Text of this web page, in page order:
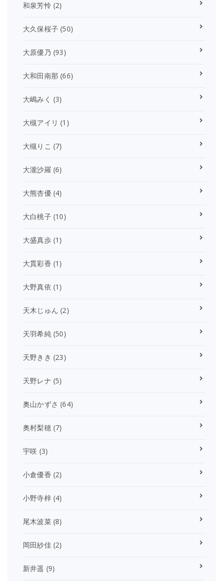
和泉芳怜 (2)
大久保桜子 (50)
大原優乃 (93)
大和田南那 (66)
大嶋みく (3)
大槻アイリ (1)
大槻りこ (7)
大瀧沙羅 (6)
大熊杏優(4)
大白桃子(10)
大盛真歩(1)
大貫彩香 (1)
大野真依 (1)
天木じゅん (2)
天羽希純(50)
天野きき (23)
天野レナ (5)
奥山かずさ (64)
奥村梨穂(7)
宇咲 (3)
小倉優香 (2)
小野寺梓(4)
尾木波菜(8)
岡田紗佳(2)
新井遥 (9)